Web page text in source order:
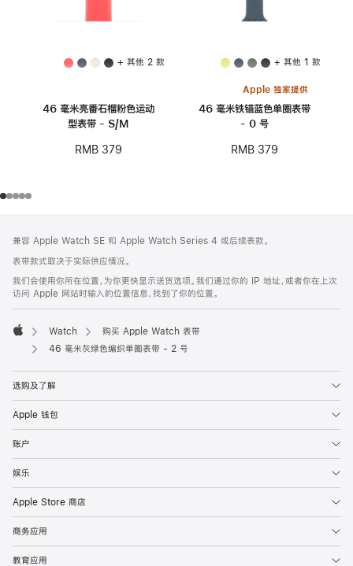
+ 其他 2 款
46 毫米亮番石榴粉色运动
型表带 - S/M
RMB 379
+ 其他 1 款
Apple 独家提供
46 毫米铁锚蓝色单圈表带
- 0 号
RMB 379
页
页
脚
注
兼容 Apple Watch SE 和 Apple Watch Series 4 或后续表款。
表带款式取决于实际供应情况。
我们会使用你所在位置，为你更快显示送货选项。我们通过你的 IP 地址，或者你在上次
访问 Apple 网站时输入的位置信息，找到了你的位置。
Apple
Watch
购买 Apple Watch 表带
46 毫米灰绿色编织单圈表带 - 2 号
选购及了解
Apple 钱包
账户
娱乐
Apple Store 商店
商务应用
教育应用